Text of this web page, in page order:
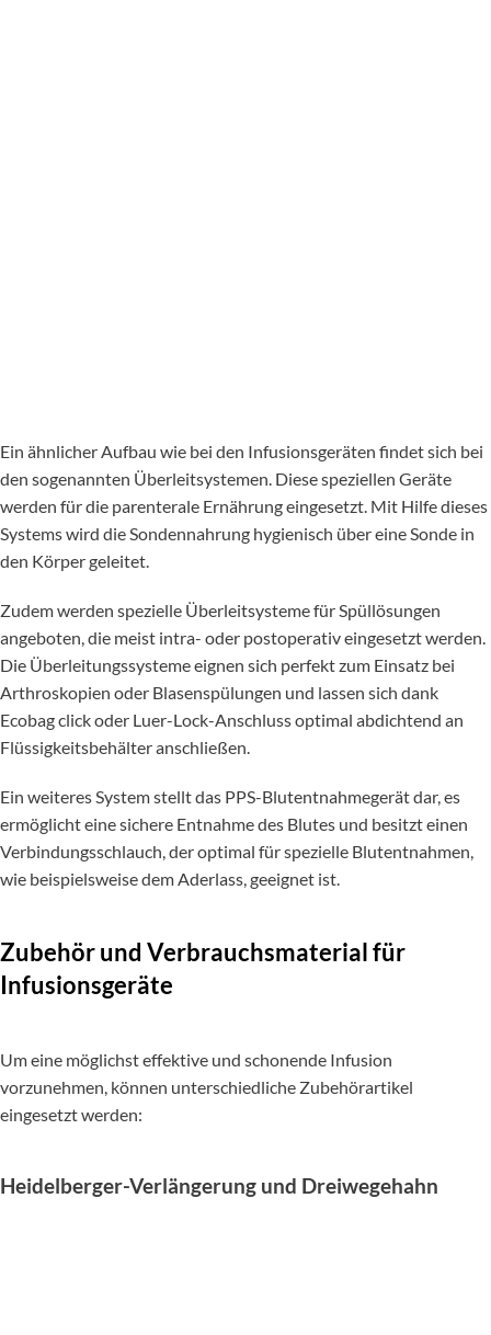
Ein ähnlicher Aufbau wie bei den Infusionsgeräten findet sich bei
den sogenannten Überleitsystemen. Diese speziellen Geräte
werden für die parenterale Ernährung eingesetzt. Mit Hilfe dieses
Systems wird die Sondennahrung hygienisch über eine Sonde in
den Körper geleitet.
Zudem werden spezielle Überleitsysteme für Spüllösungen
angeboten, die meist intra- oder postoperativ eingesetzt werden.
Die Überleitungssysteme eignen sich perfekt zum Einsatz bei
Arthroskopien oder Blasenspülungen und lassen sich dank
Ecobag click oder Luer-Lock-Anschluss optimal abdichtend an
Flüssigkeitsbehälter anschließen.
Ein weiteres System stellt das PPS-Blutentnahmegerät dar, es
ermöglicht eine sichere Entnahme des Blutes und besitzt einen
Verbindungsschlauch, der optimal für spezielle Blutentnahmen,
wie beispielsweise dem Aderlass, geeignet ist.
Zubehör und Verbrauchsmaterial für
Infusionsgeräte
Um eine möglichst effektive und schonende Infusion
vorzunehmen, können unterschiedliche Zubehörartikel
eingesetzt werden:
Heidelberger-Verlängerung und Dreiwegehahn